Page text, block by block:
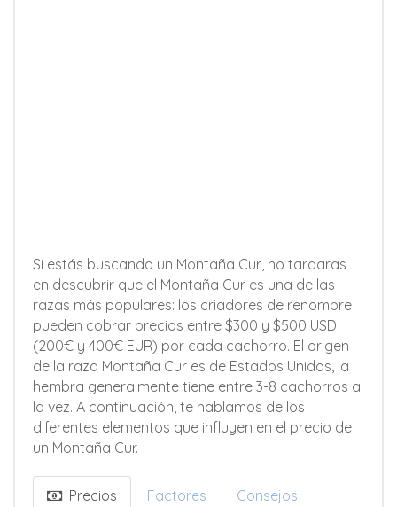
Si estás buscando un Montaña Cur, no tardaras
en descubrir que el Montaña Cur es una de las
razas más populares: los criadores de renombre
pueden cobrar precios entre $300 y $500 USD
(200€ y 400€ EUR) por cada cachorro. El origen
de la raza Montaña Cur es de Estados Unidos, la
hembra generalmente tiene entre 3-8 cachorros a
la vez. A continuación, te hablamos de los
diferentes elementos que influyen en el precio de
un Montaña Cur.
Precios Factores Consejos